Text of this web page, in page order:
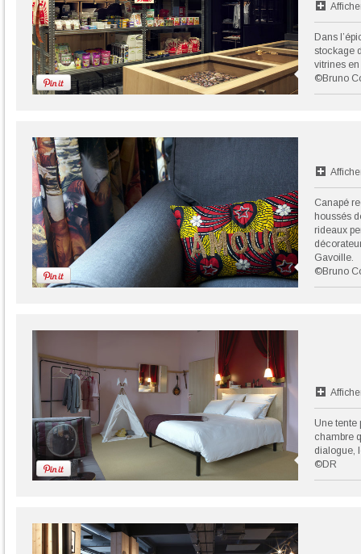
Dans
stockage
vitrines en
©Bruno
Canapé
houssés
rideaux
Gavoille.
©Bruno
Une tente
chambre
dialogue,
©DR